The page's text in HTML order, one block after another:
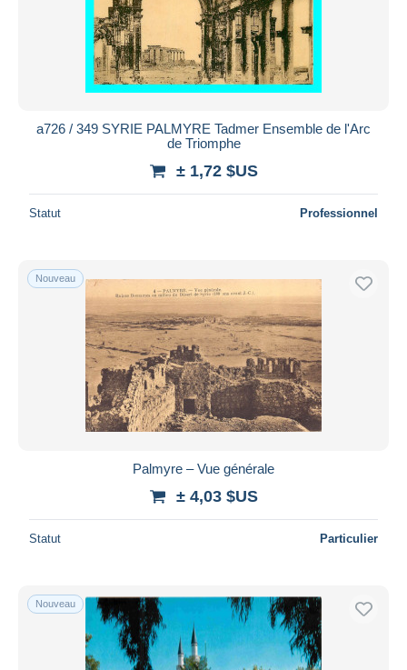
a726 / 349 SYRIE PALMYRE Tadmer Ensemble de l'Arc
de Triomphe
± 1,72 $US
Statut Professionnel
Nouveau
Palmyre – Vue générale
± 4,03 $US
Statut Particulier
Nouveau